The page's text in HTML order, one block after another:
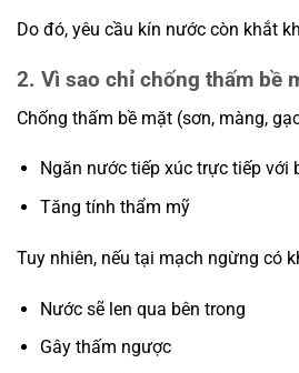
Do đó, yêu cầu kín nước còn khắt
2. Vì sao chỉ chống thấm bề
Chống thấm bề mặt (sơn, màng,
Ngăn nước tiếp xúc trực tiếp với
Tăng tính thẩm mỹ
Tuy nhiên, nếu tại mạch ngừng có
Nước sẽ len qua bên trong
Gây thấm ngược